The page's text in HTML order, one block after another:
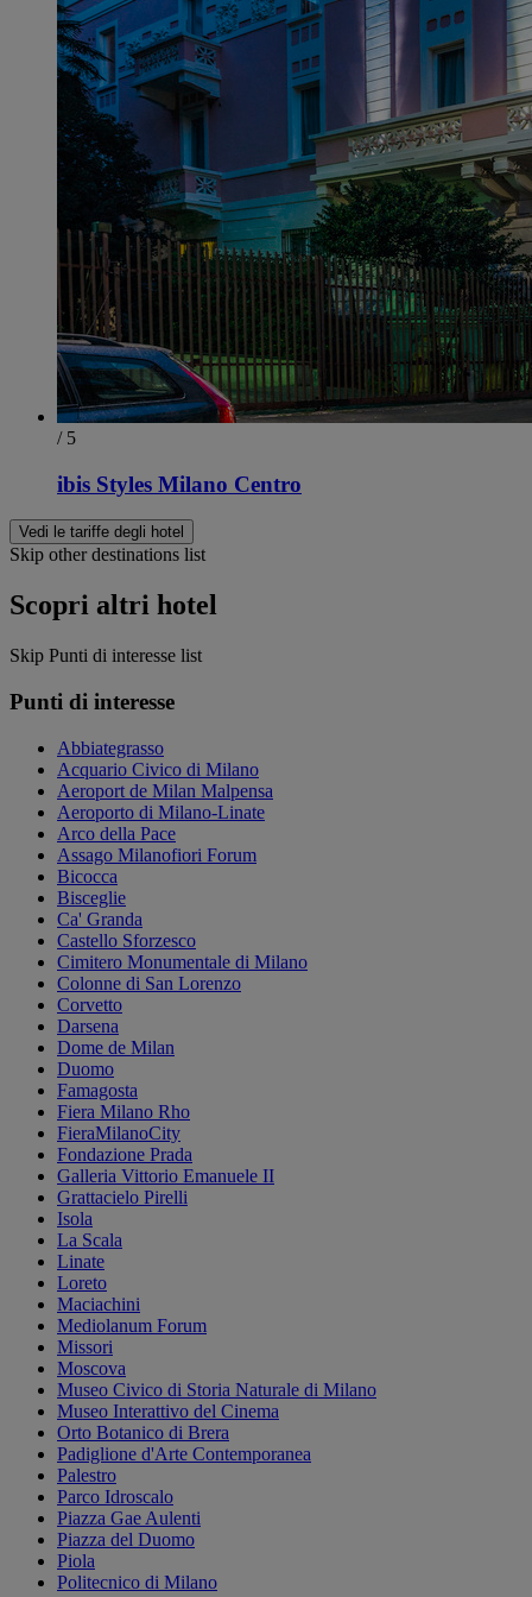
/ 5
ibis Styles Milano Centro
Vedi le tariffe degli hotel
Skip other destinations list
Scopri altri hotel
Skip Punti di interesse list
Punti di interesse
Abbiategrasso
Acquario Civico di Milano
Aeroport de Milan Malpensa
Aeroporto di Milano-Linate
Arco della Pace
Assago Milanofiori Forum
Bicocca
Bisceglie
Ca' Granda
Castello Sforzesco
Cimitero Monumentale di Milano
Colonne di San Lorenzo
Corvetto
Darsena
Dome de Milan
Duomo
Famagosta
Fiera Milano Rho
FieraMilanoCity
Fondazione Prada
Galleria Vittorio Emanuele II
Grattacielo Pirelli
Isola
La Scala
Linate
Loreto
Maciachini
Mediolanum Forum
Missori
Moscova
Museo Civico di Storia Naturale di Milano
Museo Interattivo del Cinema
Orto Botanico di Brera
Padiglione d'Arte Contemporanea
Palestro
Parco Idroscalo
Piazza Gae Aulenti
Piazza del Duomo
Piola
Politecnico di Milano